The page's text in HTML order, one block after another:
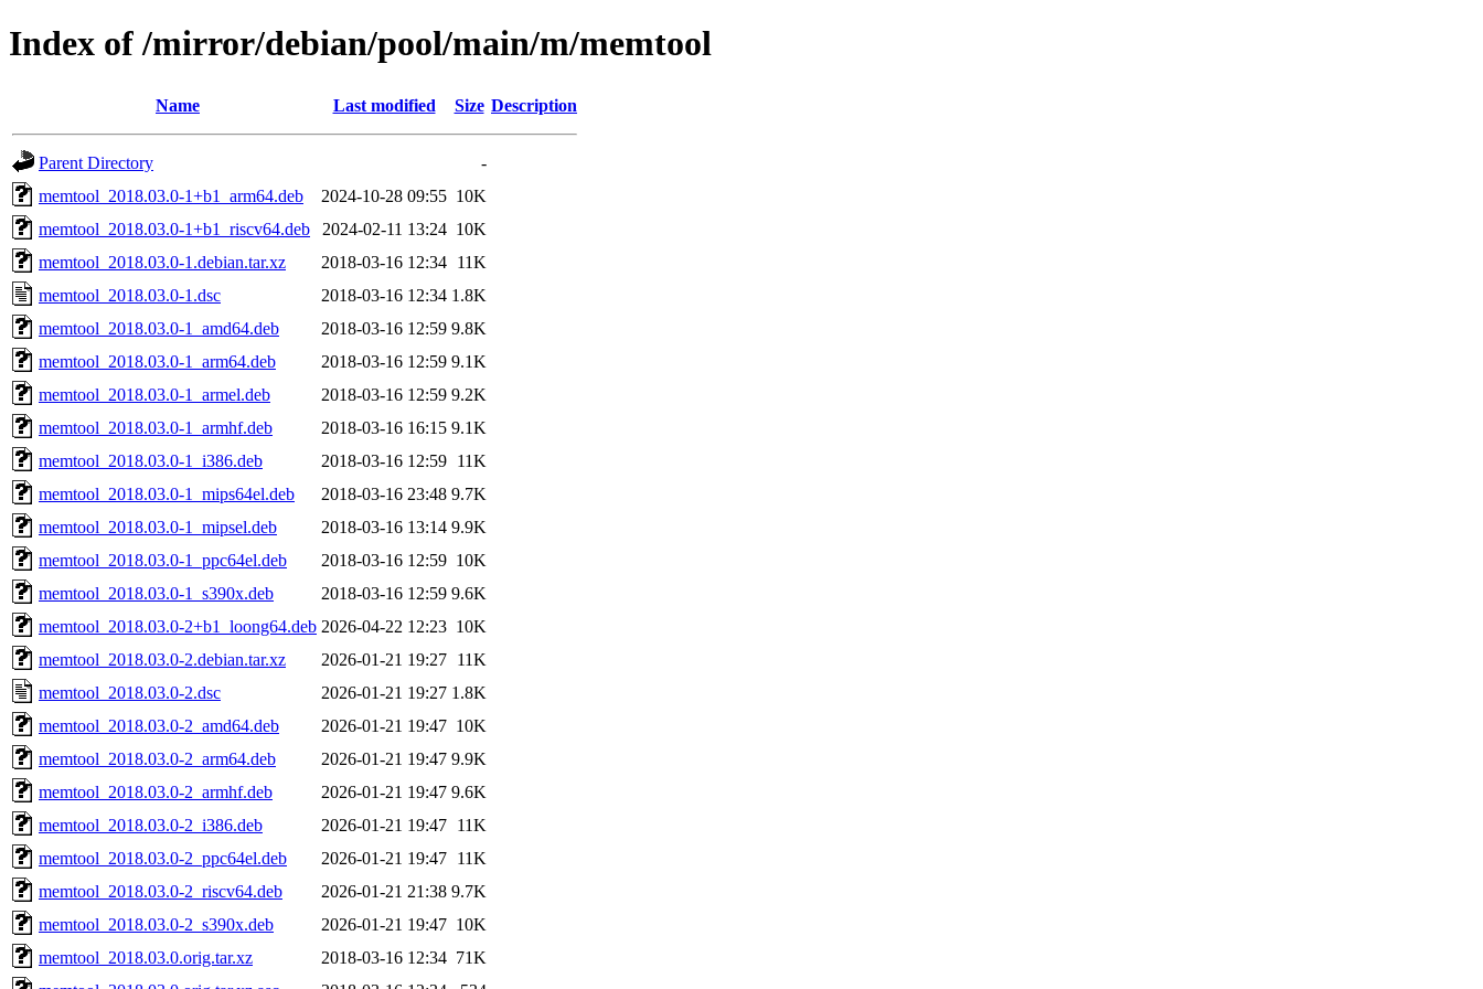
Index of /mirror/debian/pool/main/m/memtool
Name Last modified Size Description
Parent Directory
-
memtool_2018.03.0-1+b1_arm64.deb
2024-10-28 09:55 10K
memtool_2018.03.0-1+b1_riscv64.deb
2024-02-11 13:24 10K
memtool_2018.03.0-1.debian.tar.xz
2018-03-16 12:34 11K
memtool_2018.03.0-1.dsc
2018-03-16 12:34 1.8K
memtool_2018.03.0-1_amd64.deb
2018-03-16 12:59 9.8K
memtool_2018.03.0-1_arm64.deb
2018-03-16 12:59 9.1K
memtool_2018.03.0-1_armel.deb
2018-03-16 12:59 9.2K
memtool_2018.03.0-1_armhf.deb
2018-03-16 16:15 9.1K
memtool_2018.03.0-1_i386.deb
2018-03-16 12:59 11K
memtool_2018.03.0-1_mips64el.deb
2018-03-16 23:48 9.7K
memtool_2018.03.0-1_mipsel.deb
2018-03-16 13:14 9.9K
memtool_2018.03.0-1_ppc64el.deb
2018-03-16 12:59 10K
memtool_2018.03.0-1_s390x.deb
2018-03-16 12:59 9.6K
memtool_2018.03.0-2+b1_loong64.deb 2026-04-22 12:23 10K
memtool_2018.03.0-2.debian.tar.xz
2026-01-21 19:27 11K
memtool_2018.03.0-2.dsc
2026-01-21 19:27 1.8K
memtool_2018.03.0-2_amd64.deb
2026-01-21 19:47 10K
memtool_2018.03.0-2_arm64.deb
2026-01-21 19:47 9.9K
memtool_2018.03.0-2_armhf.deb
2026-01-21 19:47 9.6K
memtool_2018.03.0-2_i386.deb
2026-01-21 19:47 11K
memtool_2018.03.0-2_ppc64el.deb
2026-01-21 19:47 11K
memtool_2018.03.0-2_riscv64.deb
2026-01-21 21:38 9.7K
memtool_2018.03.0-2_s390x.deb
2026-01-21 19:47 10K
memtool_2018.03.0.orig.tar.xz
2018-03-16 12:34 71K